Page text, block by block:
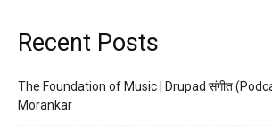
Recent Posts
The Foundation of Music | Drupad संगीत
Morankar